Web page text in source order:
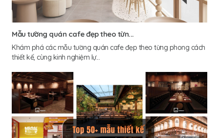
Mẫu tường quán cafe đẹp theo từn...
Khám phá các mẫu tường quán cafe đẹp theo từng phong cách
thiết kế, cùng kinh nghiệm lự...